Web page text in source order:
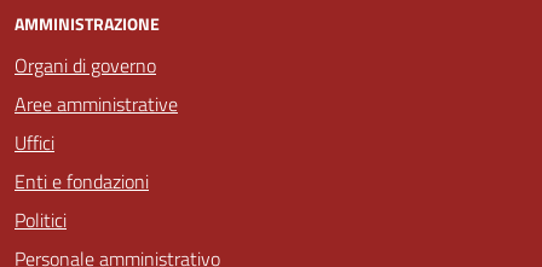
AMMINISTRAZIONE
Organi di governo
Aree amministrative
Uffici
Enti e fondazioni
Politici
Personale amministrativo